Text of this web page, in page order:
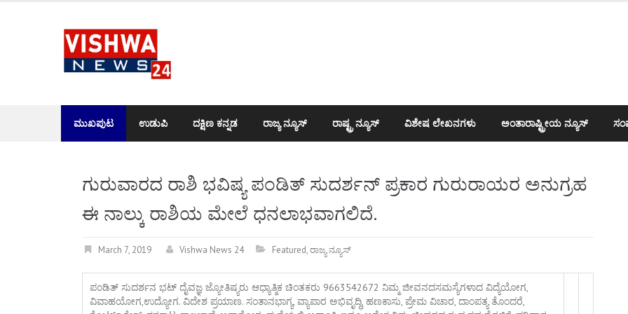
ಮುಖಪುಟ ಉಡುಪಿ ದಕ್ಷಿಣ ಕನ್ನಡ ರಾಜ್ಯ ನ್ಯೂಸ್ ರಾಷ್ಟ್ರ ನ್ಯೂಸ್ ವಿಶೇಷ ಲೇಖನಗಳು ಅಂತಾರಾಷ್ಟ್ರೀಯ ನ್ಯೂಸ್
ಗುರುವಾರದ ರಾಶಿ ಭವಿಷ್ಯ ಪಂಡಿತ್ ಸುದರ್ಶನ್ ಪ್ರಕಾರ ಗುರುರಾಯರ ಅನುಗ್ರಹ
ಈ ನಾಲ್ಕು ರಾಶಿಯ ಮೇಲೆ ಧನಲಾಭವಾಗಲಿದೆ.
March 7, 2019 Vishwa News 24 Featured,ರಾಜ್ಯ ನ್ಯೂಸ್
ಪಂಡಿತ್ ಸುದರ್ಶನ ಭಟ್ ದೈವಜ್ಞ ಜ್ಯೋತಿಷ್ಯರು ಆಧ್ಯಾತ್ಮಿಕ ಚಿಂತಕರು 9663542672 ನಿಮ್ಮ ಜೀವನದಸಮಸ್ಯೆಗಳಾದ ವಿದ್ಯೆಯೋಗ,
ವಿವಾಹಯೋಗ,ಉದ್ಯೋಗ. ವಿದೇಶ ಪ್ರಯಾಣ. ಸಂತಾನಭಾಗ್ಯ, ವ್ಯಾಪಾರ ಅಭಿವೃದ್ಧಿ, ಹಣಕಾಸು, ಪ್ರೇಮ ವಿಚಾರ, ದಾಂಪತ್ಯ ತೊಂದರೆ,